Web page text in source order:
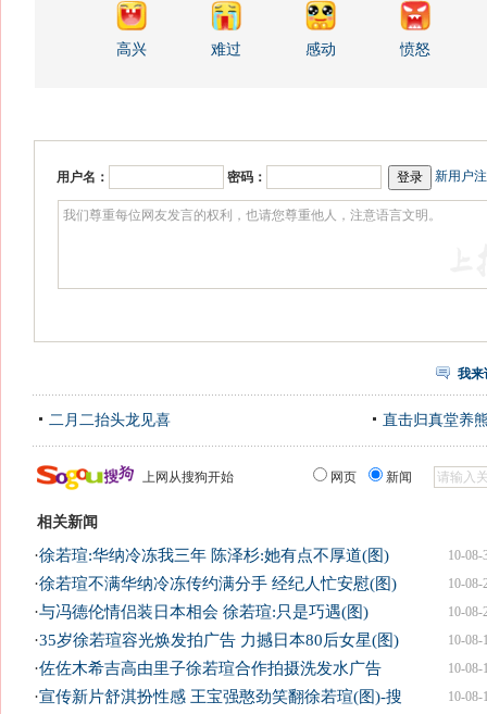
高兴 难过 感动 愤怒
用户名： 密码： 新用户
我来
二月二抬头龙见喜 直击归真堂养
上网从搜狗开始 网页 新闻
相关新闻
10-08-
·徐若瑄:华纳冷冻我三年 陈泽杉:她有点不厚道(图)
10-08-
·徐若瑄不满华纳冷冻传约满分手 经纪人忙安慰(图)
10-08-
·与冯德伦情侣装日本相会 徐若瑄:只是巧遇(图)
10-08-
·35岁徐若瑄容光焕发拍广告 力撼日本80后女星(图)
10-08-
·佐佐木希吉高由里子徐若瑄合作拍摄洗发水广告
10-08-
·宣传新片舒淇扮性感 王宝强憨劲笑翻徐若瑄(图)-搜